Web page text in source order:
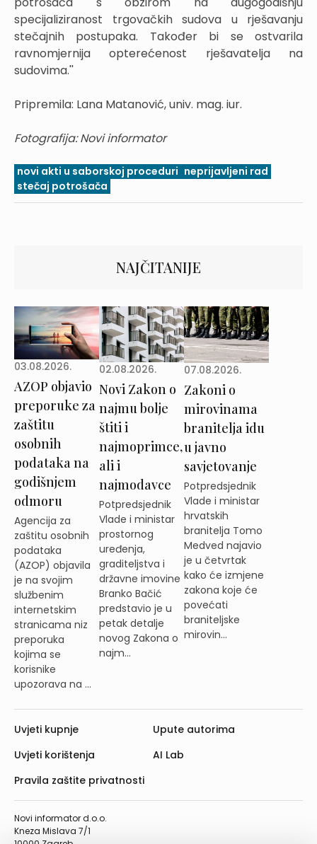
specijaliziranost trgovačkih sudova u rješavanju
stečajnih postupaka. Također bi se ostvarila
ravnomjernija opterećenost rješavatelja na
sudovima.''
Pripremila: Lana Matanović, univ. mag. iur.
Fotografija: Novi informator
novi akti u saborskoj proceduri neprijavljeni rad
stečaj potrošača
NAJČITANIJE
03.08.2026.
AZOP objavio
preporuke za
zaštitu
osobnih
podataka na
godišnjem
odmoru
Agencija za
zaštitu osobnih
podataka
(AZOP) objavila
je na svojim
službenim
internetskim
stranicama niz
preporuka
kojima se
korisnike
upozorava na ...
02.08.2026.
Novi Zakon o
najmu bolje
štiti i
najmoprimce,
ali i
najmodavce
Potpredsjednik
Vlade i ministar
prostornog
uređenja,
graditeljstva i
državne imovine
Branko Bačić
predstavio je u
petak detalje
novog Zakona o
najm...
07.08.2026.
Zakoni o
mirovinama
branitelja idu
u javno
savjetovanje
Potpredsjednik
Vlade i ministar
hrvatskih
branitelja Tomo
Medved najavio
je u četvrtak
kako će izmjene
zakona koje će
povećati
braniteljske
mirovin...
Novi informator d.o.o.
Kneza Mislava 7/1
Uvjeti kupnje
Uvjeti korištenja
Pravila zaštite privatnosti
Upute autorima
AI Lab